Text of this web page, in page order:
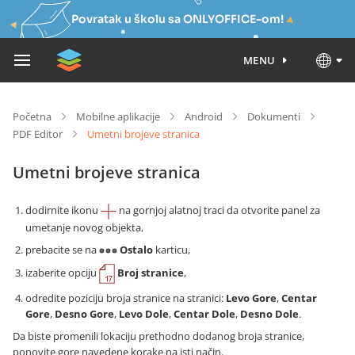
Povratak u školu sa ONLYOFFICE-om!
MENU
Početna Mobilne aplikacije Android
Dokumenti
PDF Editor
Umetni brojeve stranica
Umetni brojeve stranica
dodirnite ikonu
na gornjoj alatnoj traci da otvorite panel za
umetanje novog objekta,
prebacite se na
Ostalo karticu,
izaberite opciju
Broj stranice,
odredite poziciju broja stranice na stranici: Levo Gore,Centar
Gore, Desno Gore, Levo Dole,Centar Dole, Desno Dole.
Da biste promenili lokaciju prethodno dodanog broja stranice,
ponovite gore navedene korake na isti način.